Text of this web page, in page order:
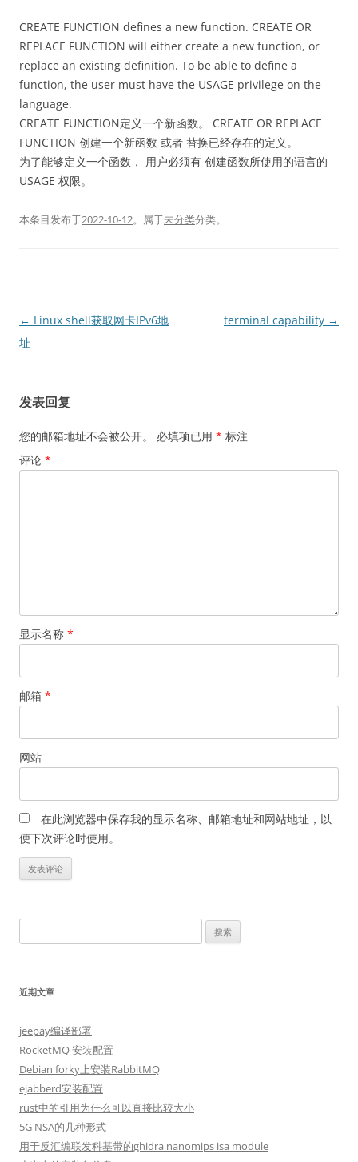
CREATE FUNCTION defines a new function. CREATE OR
REPLACE FUNCTION will either create a new function, or
replace an existing definition. To be able to define a
function, the user must have the USAGE privilege on the
language.
CREATE FUNCTION定义一个新函数。 CREATE OR REPLACE
FUNCTION 创建一个新函数 或者 替换已经存在的定义。
为了能够定义一个函数， 用户必须有 创建函数所使用的语言的
USAGE 权限。
本条目发布于2022-10-12。属于未分类分类。
文
章
← Linux shell获取网卡IPv6地
址
terminal capability →
发表回复
您的邮箱地址不会被公开。 必填项已用 * 标注
评论 *
显示名称 *
邮箱 *
网站
在此浏览器中保存我的显示名称、邮箱地址和网站地址，以
便下次评论时使用。
索：
近期文章
jeepay编译部署
RocketMQ 安装配置
Debian forky上安装RabbitMQ
ejabberd安装配置
rust中的引用为什么可以直接比较大小
5G NSA的几种形式
用于反汇编联发科基带的ghidra nanomips isa module